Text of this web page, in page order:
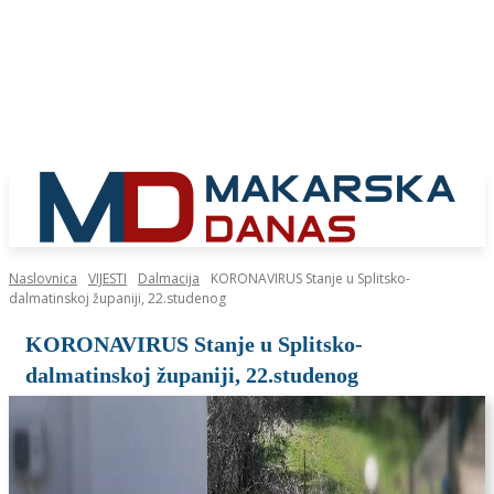
Naslovnica VIJESTI Dalmacija
KORONAVIRUS Stanje u Splitsko-
dalmatinskoj županiji, 22.studenog
KORONAVIRUS Stanje u Splitsko-
dalmatinskoj županiji, 22.studenog